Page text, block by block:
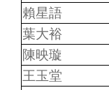
賴星語
葉大裕
陳映璇
王玉堂